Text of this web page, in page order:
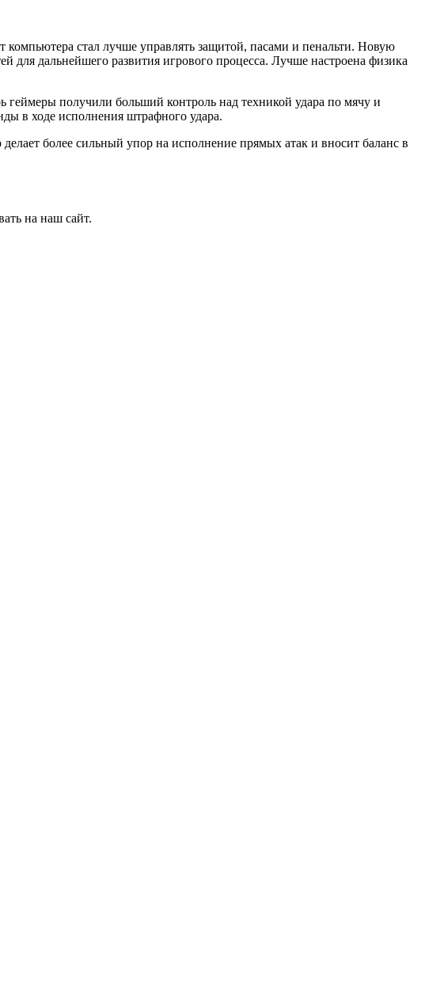
стал лучше управлять защитой, пасами и пенальти. Новую
для дальнейшего развития игрового процесса. Лучше настроена физика
геймеры получили больший контроль над техникой удара по мячу и
в ходе исполнения штрафного удара.
более сильный упор на исполнение прямых атак и вносит баланс в
на наш сайт.